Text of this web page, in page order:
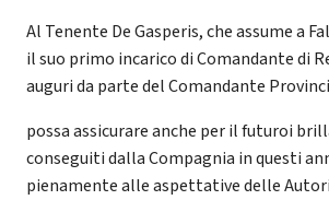
Al Tenente De Gasperis, che assume a
il suo primo incarico di Comandante di
auguri da parte del Comandante
possa assicurare anche per il futuroi
conseguiti dalla Compagnia in questi
pienamente alle aspettative delle